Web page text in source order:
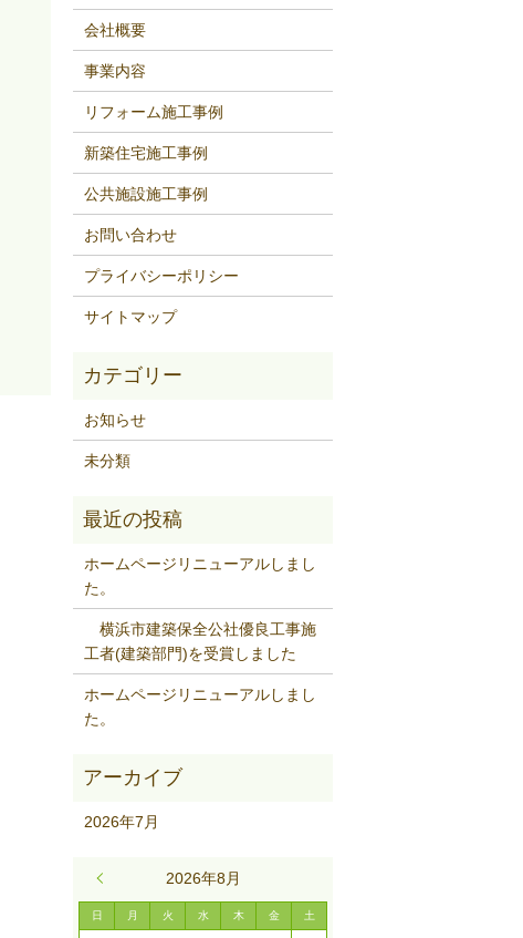
会社概要
事業内容
リフォーム施工事例
新築住宅施工事例
公共施設施工事例
お問い合わせ
プライバシーポリシー
サイトマップ
お知らせ
未分類
ホームページリニューアルしまし
た。
横浜市建築保全公社優良工事施
工者(建築部門)を受賞しました
ホームページリニューアルしまし
た。
2026年7月
2026年8月
日 月 火 水 木 金 土